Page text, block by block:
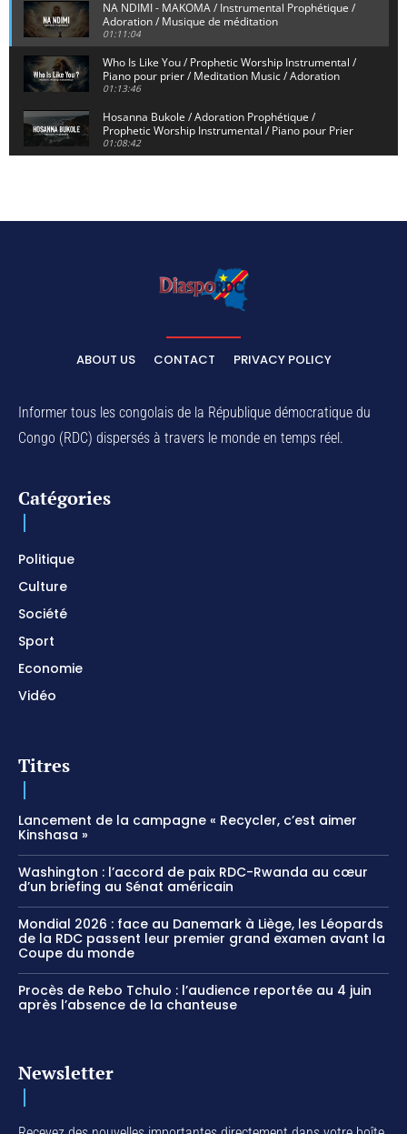
NA NDIMI - MAKOMA / Instrumental Prophétique /
Adoration / Musique de méditation
01:11:04
Who Is Like You / Prophetic Worship Instrumental /
Piano pour prier / Meditation Music / Adoration
01:13:46
Hosanna Bukole / Adoration Prophétique /
Prophetic Worship Instrumental / Piano pour Prier
01:08:42
Dieu de Secours - God of Rescue / Adoration
Yahweh Sabaoth / Prophetic Worship Instrumental
/ Piano pour prier / Instrumental d'intercession
ELIKIA NA NGAI / Instrumental de Prière / 1H
01:03:38
Piano pour prier / Soaking Worship Instrumental
01:17:32
For Your Name Is Holy / Prophetic Worship
I SURRENDER / Soaking Worship Instrumental /
ABOUT US CONTACT PRIVACY POLICY
Informer tous les congolais de la République démocratique du
Congo (RDC) dispersés à travers le monde en temps réel.
Catégories
Politique
Culture
Société
Sport
Economie
Vidéo
Titres
Lancement de la campagne « Recycler, c’est aimer
Kinshasa »
Washington : l’accord de paix RDC-Rwanda au cœur
d’un briefing au Sénat américain
Mondial 2026 : face au Danemark à Liège, les Léopards
de la RDC passent leur premier grand examen avant la
Coupe du monde
Procès de Rebo Tchulo : l’audience reportée au 4 juin
après l’absence de la chanteuse
Newsletter